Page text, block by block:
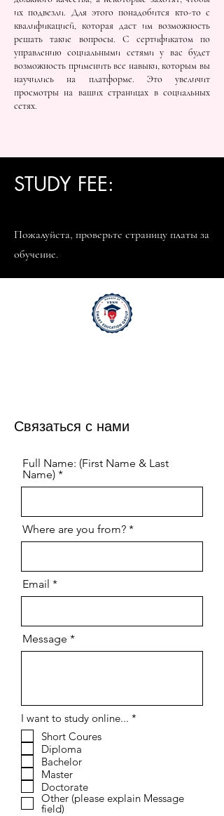
их подвезли. Для этого понадобится кто-то с
квалификацией, которая даст им возможность
решать такие вопросы. С сертификатом по
управлению социальными сетями у вас будет
возможность применить все навыки, которым вы
научились на платформе. Это увеличит
просмотры на ваших страницах в социальных
сетях.
STUDY FEE:
Пожалуйста, проверьте страницу платы за
обучение.
Связаться с нами
Full Name: (First Name & Last
Name)
Where are you from?
Email
Message
I want to study online... *
ь
Short Coures
Diploma
Bachelor
Master
Doctorate
Other (please explain Message
field)